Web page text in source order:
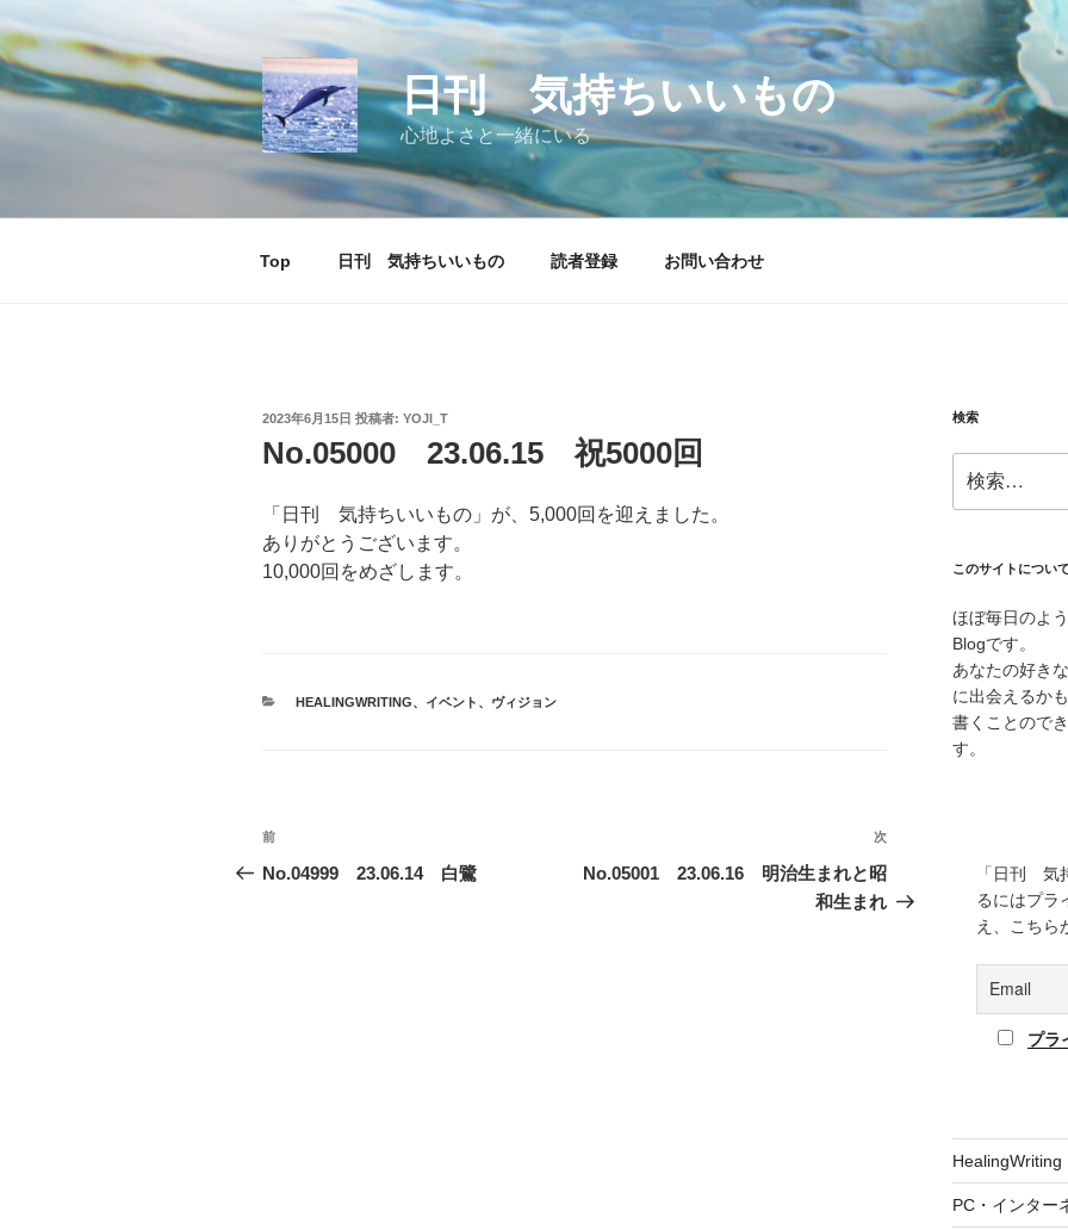
ン
テ
ン
キ
日刊 気持ちいいもの
心地よさと一緒にいる
Top 日刊 気持ちいいもの 読者登録 お問い合わせ
投
日:
2023年6月15日 投稿者: YOJI_T
No.05000 23.06.15 祝5000回
「日刊 気持ちいいもの」が、5,000回を迎えました。
ありがとうございます。
10,000回をめざします。
カ
HEALINGWRITING、 イベント 、 ヴィジョン
投
稿
前
の
前
No.04999 23.06.14 白鷺
次
の
投
次
No.05001 23.06.16 明治生まれと昭
和生まれ
検索
索:
このサイトについ
ほぼ毎日のよ
Blogです。
あなたの好き
に出会えるか
書くことので
す。
「日刊 気
るにはプラ
え、こちら
プラ
HealingWriting
PC・インター